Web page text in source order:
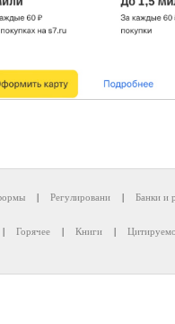
| Регулировани | Банки и
| Горячее | Книги |